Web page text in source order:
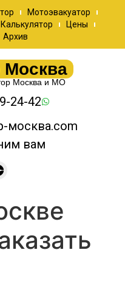
Мотоэвакуатор
Калькулятор
Цены
Архив
Москва
Москва и МО
24-42
москва.com
вам